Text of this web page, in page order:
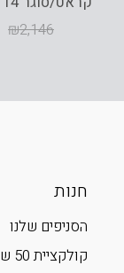
₪2,146
חנות
הסניפים שלנו
קולקציית 50 שנה